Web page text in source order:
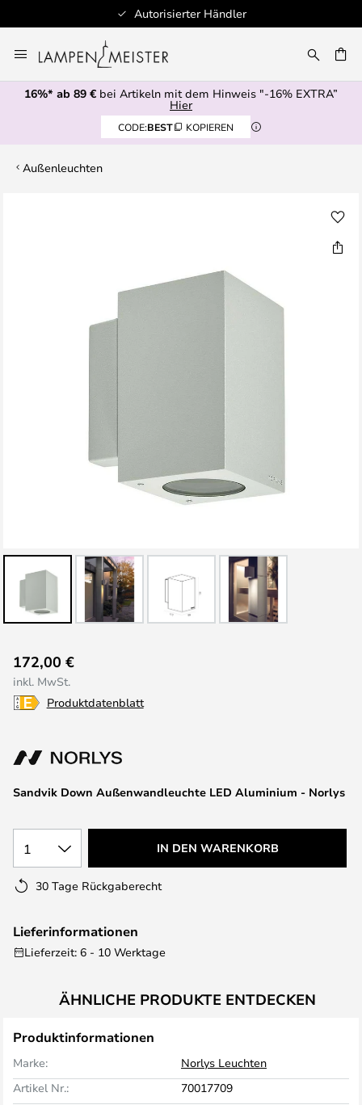
Autorisierter Händler
Inhalt
springen
16%* ab 89 € bei Artikeln mit dem Hinweis "-16% EXTRA”
Hier
CODE:BEST KOPIEREN
Außenleuchten
Anfang
der
Bildgalerie
Sandvik Down Außenwandleuchte LED Aluminium - Norlys
172,00 €
inkl. MwSt.
Produktdatenblatt
1 IN DEN WARENKORB
30 Tage Rückgaberecht
Lieferinformationen
Lieferzeit: 6 - 10 Werktage
ÄHNLICHE PRODUKTE ENTDECKEN
Produktinformationen
Marke:
Norlys Leuchten
Artikel Nr.:
70017709